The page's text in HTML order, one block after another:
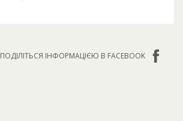
ПОДІЛІТЬСЯ ІНФОРМАЦІЄЮ В FACEBOOK